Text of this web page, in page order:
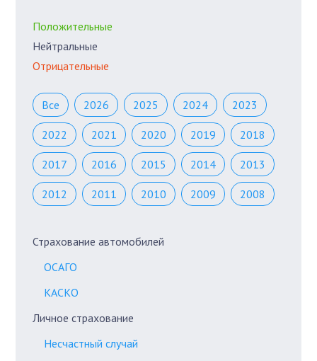
Положительные
Нейтральные
Отрицательные
Все 2026 2025 2024 2023
2022 2021 2020 2019 2018
2017 2016 2015 2014 2013
2012 2011 2010 2009 2008
Страхование автомобилей
ОСАГО
КАСКО
Личное страхование
Несчастный случай